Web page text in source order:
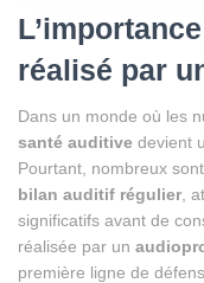
réalisé par
Dans un monde où les
santé auditive devient
Pourtant, nombreux
bilan auditif régulier ,
significatifs avant de
réalisée par un
première ligne de